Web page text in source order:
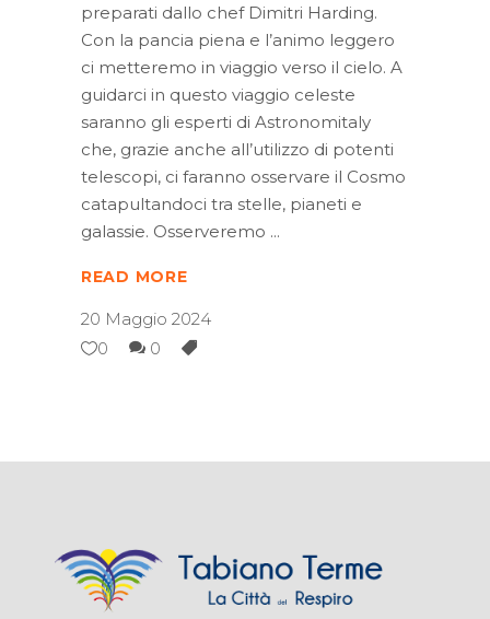
preparati dallo chef Dimitri Harding.
Con la pancia piena e l’animo leggero
ci metteremo in viaggio verso il cielo. A
guidarci in questo viaggio celeste
saranno gli esperti di Astronomitaly
che, grazie anche all’utilizzo di potenti
telescopi, ci faranno osservare il Cosmo
catapultandoci tra stelle, pianeti e
galassie. Osserveremo
READ MORE
20 Maggio 2024
0
0